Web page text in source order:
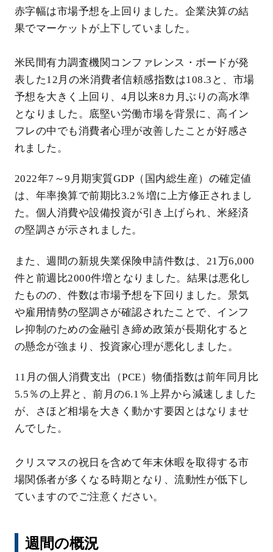
赤字幅は市場予想を上回りました。企業決算の結
果でマーケットが上下していました。
米民間有力調査機関コンファレンス・ボードが発
表した12月の米消費者信頼感指数は108.3と、市場
予想を大きく上回り、4月以来8カ月ぶりの高水準
となりました。底堅い労働市場を背景に、高イン
フレの中でも消費者心理が改善したことが好感さ
れました。
2022年7～9月期実質GDP（国内総生産）の確定値
は、年率換算で前期比3.2％増に上方修正されまし
た。個人消費や設備投資が引き上げられ、米経済
の堅調さが示されました。
また、週間の新規失業保険申請件数は、21万6,000
件と前週比2000件増となりました。結果は悪化し
たものの、件数は市場予想を下回りました。景気
や雇用情勢の堅調さが確認されたことで、インフ
レ抑制のための金融引き締め政策が長期化すると
の懸念が強まり、投資家心理が悪化しました。
11月の個人消費支出（PCE）物価指数は前年同月比
5.5％の上昇と、前月の6.1％上昇から減速しました
が、さほど相場を大きく動かす要因とはなりませ
んでした。
クリスマスの祝日を含めて年末休暇を取得する市
場関係者が多くなる時期となり、流動性が低下し
ていますのでご注意ください。
週間の概況